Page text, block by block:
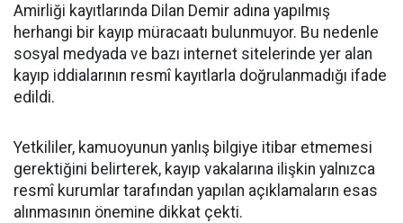
Amirliği kayıtlarında Dilan Demir adına yapılmış
herhangi bir kayıp müracaatı bulunmuyor. Bu nedenle
sosyal medyada ve bazı internet sitelerinde yer alan
kayıp iddialarının resmî kayıtlarla doğrulanmadığı ifade
edildi.
Yetkililer, kamuoyunun yanlış bilgiye itibar etmemesi
gerektiğini belirterek, kayıp vakalarına ilişkin yalnızca
resmî kurumlar tarafından yapılan açıklamaların esas
alınmasının önemine dikkat çekti.